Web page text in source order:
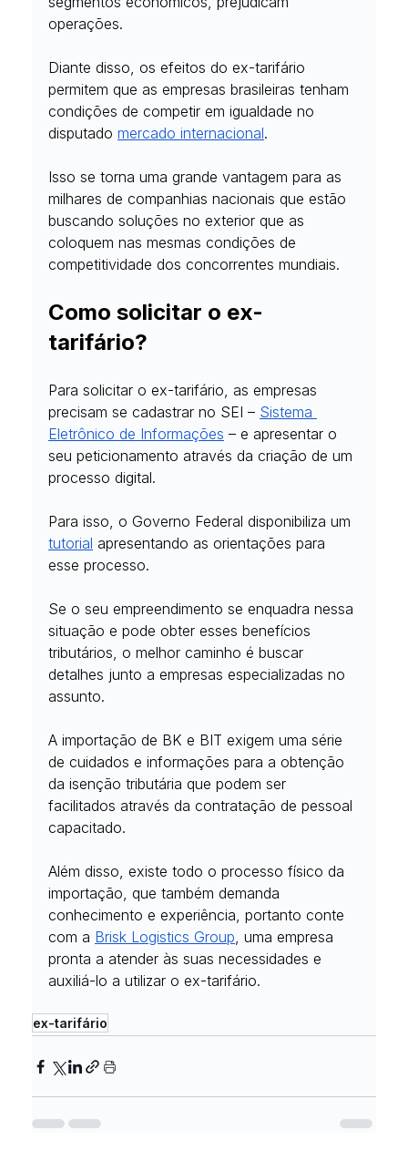
operações.
Diante disso, os efeitos do ex-tarifário
permitem que as empresas brasileiras tenham
condições de competir em igualdade no
disputado mercado internacional.
Isso se torna uma grande vantagem para as
milhares de companhias nacionais que estão
buscando soluções no exterior que as
coloquem nas mesmas condições de
competitividade dos concorrentes mundiais.
Como solicitar o ex-
tarifário?
Para solicitar o ex-tarifário, as empresas
precisam se cadastrar no SEI – Sistema
Eletrônico de Informações – e apresentar o
seu peticionamento através da criação de um
processo digital.
Para isso, o Governo Federal disponibiliza um
tutorial apresentando as orientações para
esse processo.
Se o seu empreendimento se enquadra nessa
situação e pode obter esses benefícios
tributários, o melhor caminho é buscar
detalhes junto a empresas especializadas no
assunto.
A importação de BK e BIT exigem uma série
de cuidados e informações para a obtenção
da isenção tributária que podem ser
facilitados através da contratação de pessoal
capacitado.
Além disso, existe todo o processo físico da
importação, que também demanda
conhecimento e experiência, portanto conte
com a Brisk Logistics Group, uma empresa
pronta a atender às suas necessidades e
auxiliá-lo a utilizar o ex-tarifário.
ex-tarifário